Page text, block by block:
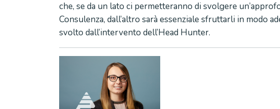
che, se da un lato ci permetteranno di svolgere
Consulenza, dall’altro sarà essenziale sfruttarli in modo
svolto dall’intervento dell’Head Hunter.